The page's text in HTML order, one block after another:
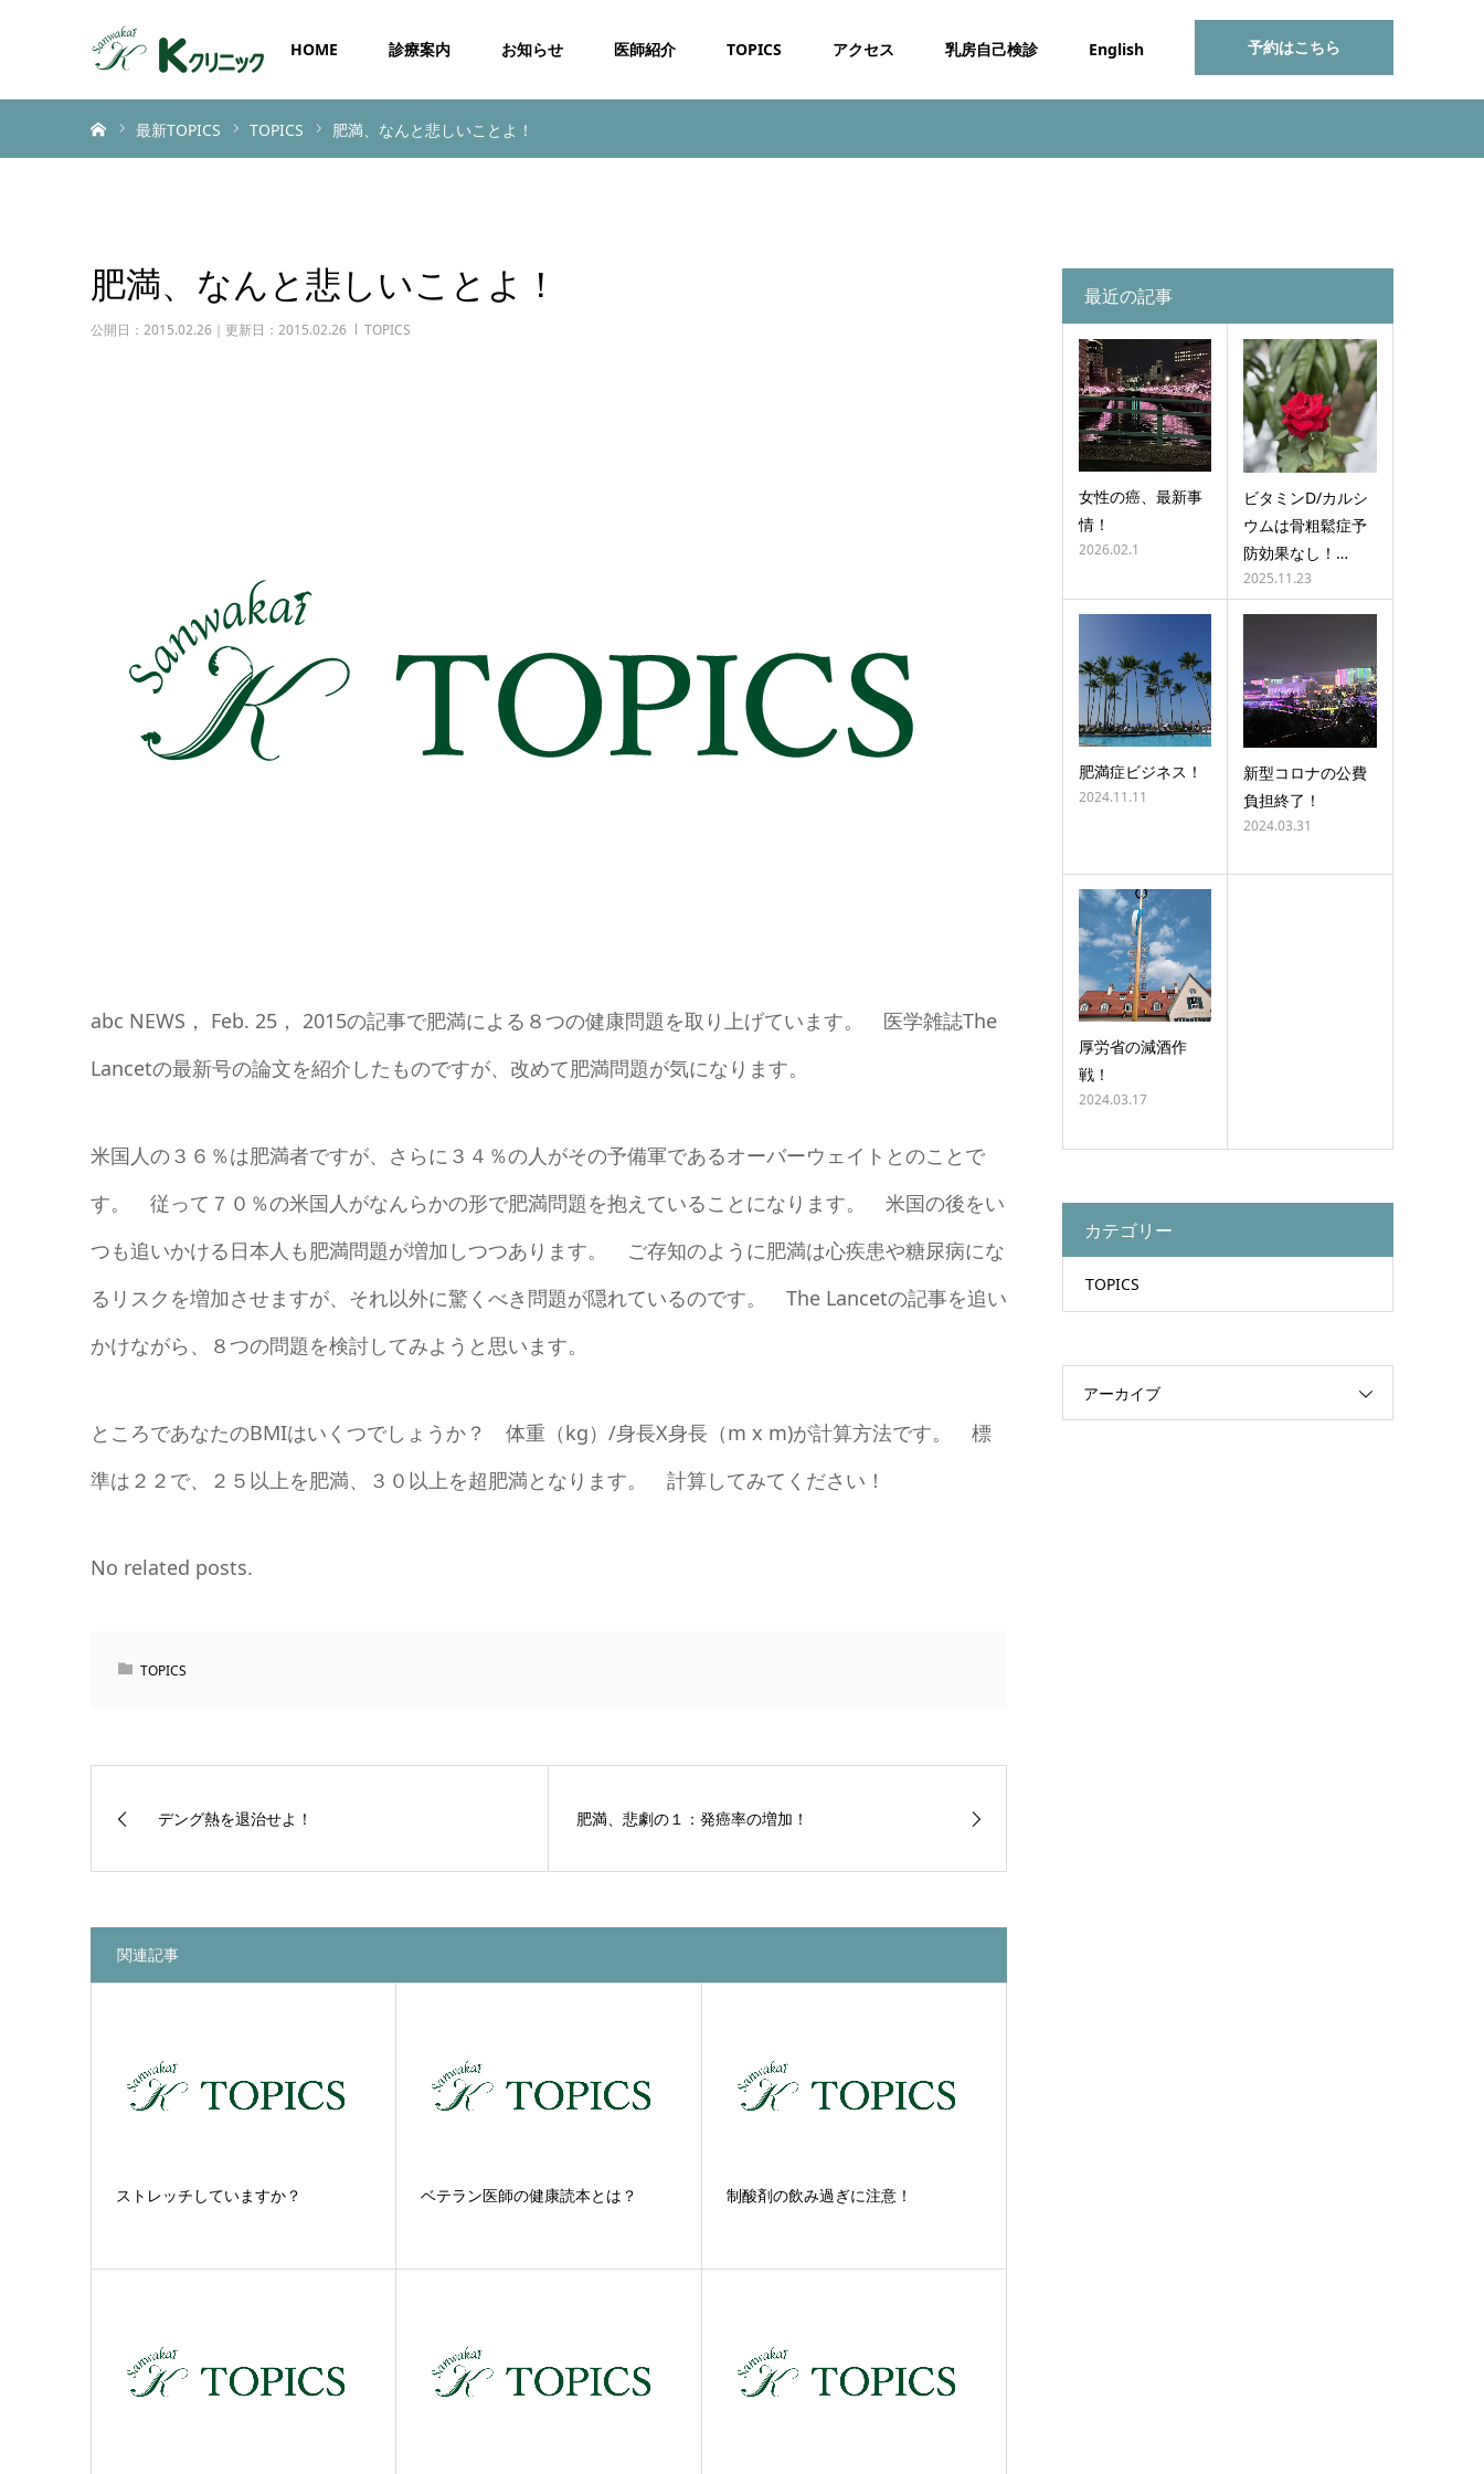
予約はこちら
HOME 診療案内 お知らせ 医師紹介 TOPICS アクセス 乳房自己検診 English
最新TOPICS TOPICS 肥満、なんと悲しいことよ！
肥満、なんと悲しいことよ！
公開日：2015.02.26｜更新日：2015.02.26 TOPICS
abc NEWS， Feb. 25， 2015の記事で肥満による８つの健康問題を取り上げています。 医学雑誌The
Lancetの最新号の論文を紹介したものですが、改めて肥満問題が気になります。
米国人の３６％は肥満者ですが、さらに３４％の人がその予備軍であるオーバーウェイトとのことで
す。 従って７０％の米国人がなんらかの形で肥満問題を抱えていることになります。 米国の後をい
つも追いかける日本人も肥満問題が増加しつつあります。 ご存知のように肥満は心疾患や糖尿病にな
るリスクを増加させますが、それ以外に驚くべき問題が隠れているのです。 The Lancetの記事を追い
かけながら、８つの問題を検討してみようと思います。
ところであなたのBMIはいくつでしょうか？ 体重（kg）/身長X身長（m x m)が計算方法です。 標
準は２２で、２５以上を肥満、３０以上を超肥満となります。 計算してみてください！
No related posts.
TOPICS
デング熱を退治せよ！ 肥満、悲劇の１：発癌率の増加！
関連記事
ストレッチしていますか？ ベテラン医師の健康読本とは？ 制酸剤の飲み過ぎに注意！
最近の記事
女性の癌、最新事
情！
2026.02.1
ビタミンD/カルシ
ウムは骨粗鬆症予
防効果なし！…
2025.11.23
肥満症ビジネス！
2024.11.11
新型コロナの公費
負担終了！
2024.03.31
厚労省の減酒作
戦！
2024.03.17
カテゴリー
TOPICS
アーカイブ